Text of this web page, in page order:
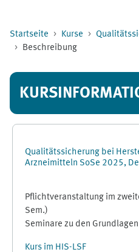
Startseite Kurse
Beschreibung
Qualitätssicherung bei
Arzneimitteln SoSe 2025,
Pflichtveranstaltung im
Sem.)
Seminare zu den
Kurs im HIS-LSF